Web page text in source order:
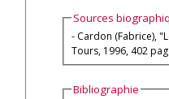
Sources
- Cardon (Fabrice),
Tours, 1996, 402
Bibliographie